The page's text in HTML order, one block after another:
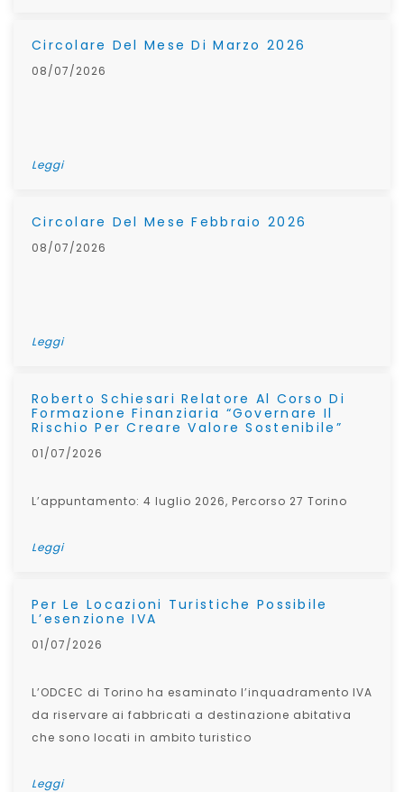
Circolare Del Mese Di Marzo 2026
08/07/2026
Leggi
Circolare Del Mese Febbraio 2026
08/07/2026
Leggi
Roberto Schiesari Relatore Al Corso Di
Formazione Finanziaria “Governare Il
Rischio Per Creare Valore Sostenibile”
01/07/2026
L’appuntamento: 4 luglio 2026, Percorso 27 Torino
Leggi
Per Le Locazioni Turistiche Possibile
L’esenzione IVA
01/07/2026
L’ODCEC di Torino ha esaminato l’inquadramento IVA
da riservare ai fabbricati a destinazione abitativa
che sono locati in ambito turistico
Leggi